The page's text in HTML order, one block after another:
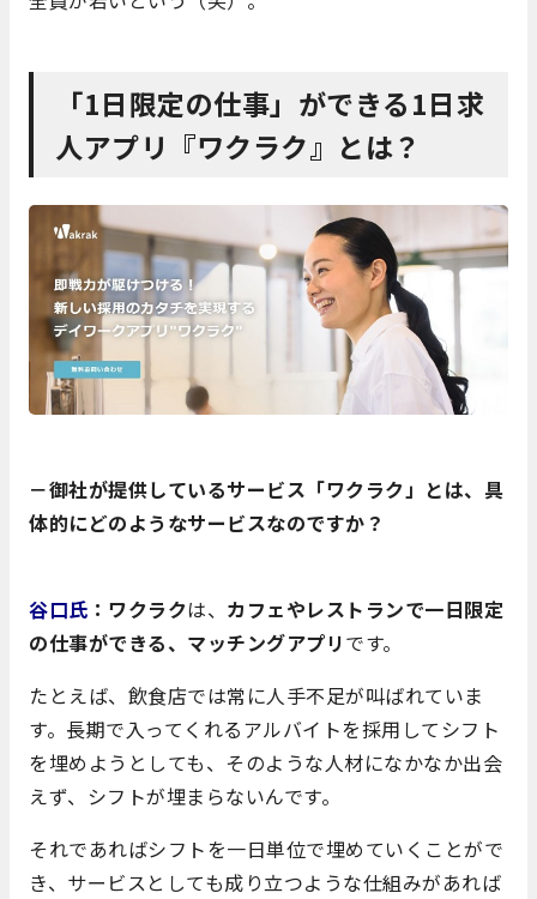
「1日限定の仕事」ができる1日求
人アプリ『ワクラク』とは？
－御社が提供しているサービス「ワクラク」とは、具
体的にどのようなサービスなのですか？
谷口氏 ：ワクラクは、 カフェやレストランで一日限定
の仕事ができる、マッチングアプリです。
たとえば、飲食店では常に人手不足が叫ばれていま
す。長期で入ってくれるアルバイトを採用してシフト
を埋めようとしても、そのような人材になかなか出会
えず、シフトが埋まらないんです。
それであればシフトを一日単位で埋めていくことがで
き、サービスとしても成り立つような仕組みがあれば